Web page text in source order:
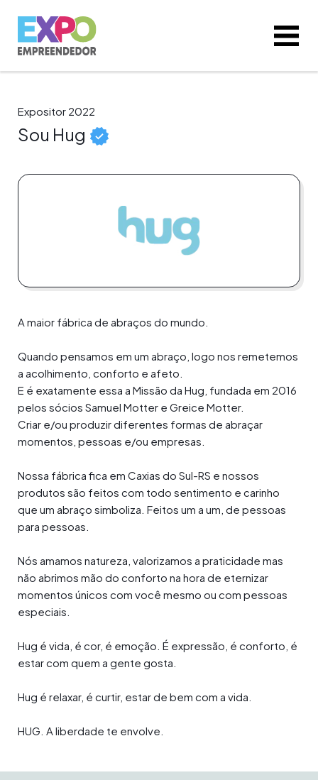
Expositor 2022
Sou Hug
A maior fábrica de abraços do mundo.
Quando pensamos em um abraço, logo nos remetemos
a acolhimento, conforto e afeto.
E é exatamente essa a Missão da Hug, fundada em 2016
pelos sócios Samuel Motter e Greice Motter.
Criar e/ou produzir diferentes formas de abraçar
momentos, pessoas e/ou empresas.
Nossa fábrica fica em Caxias do Sul-RS e nossos
produtos são feitos com todo sentimento e carinho
que um abraço simboliza. Feitos um a um, de pessoas
para pessoas.
Nós amamos natureza, valorizamos a praticidade mas
não abrimos mão do conforto na hora de eternizar
momentos únicos com você mesmo ou com pessoas
especiais.
Hug é vida, é cor, é emoção. É expressão, é conforto, é
estar com quem a gente gosta.
Hug é relaxar, é curtir, estar de bem com a vida.
HUG. A liberdade te envolve.